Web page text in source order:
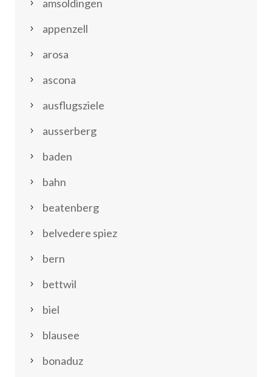
amsoldingen
appenzell
arosa
ascona
ausflugsziele
ausserberg
baden
bahn
beatenberg
belvedere spiez
bern
bettwil
biel
blausee
bonaduz